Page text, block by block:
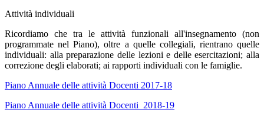
Attività individuali
Ricordiamo che tra le attività funzionali all'insegnamento (non
programmate nel Piano), oltre a quelle collegiali, rientrano quelle
individuali: alla preparazione delle lezioni e delle esercitazioni; alla
correzione degli elaborati; ai rapporti individuali con le famiglie.
Piano Annuale delle attività Docenti 2017-18
Piano Annuale delle attività Docenti 2018-19